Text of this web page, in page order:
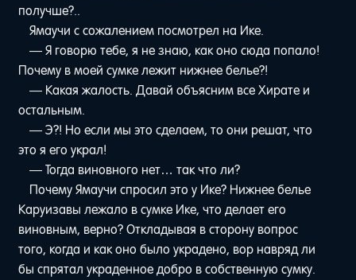
получше?..
Ямаучи с сожалением посмотрел на Ике.
— Я говорю тебе, я не знаю, как оно сюда попало!
Почему в моей сумке лежит нижнее белье?!
— Какая жалость. Давай объясним все Хирате и
остальным.
— Э?! Но если мы это сделаем, то они решат, что
это я его украл!
— Тогда виновного нет… так что ли?
Почему Ямаучи спросил это у Ике? Нижнее белье
Каруизавы лежало в сумке Ике, что делает его
виновным, верно? Откладывая в сторону вопрос
того, когда и как оно было украдено, вор навряд ли
бы спрятал украденное добро в собственную сумку.